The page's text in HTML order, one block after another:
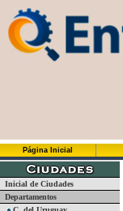
Página Inicial
Inicial de Ciudades
Departamentos